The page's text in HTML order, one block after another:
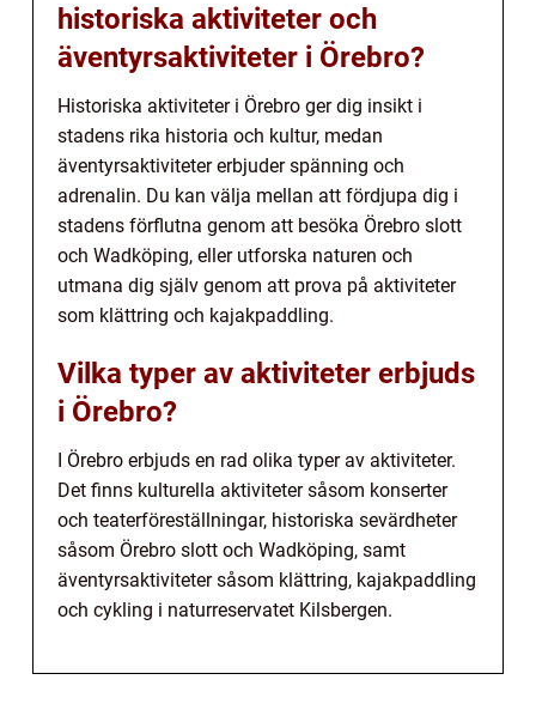
historiska aktiviteter och
äventyrsaktiviteter i Örebro?
Historiska aktiviteter i Örebro ger dig insikt i
stadens rika historia och kultur, medan
äventyrsaktiviteter erbjuder spänning och
adrenalin. Du kan välja mellan att fördjupa dig i
stadens förflutna genom att besöka Örebro slott
och Wadköping, eller utforska naturen och
utmana dig själv genom att prova på aktiviteter
som klättring och kajakpaddling.
Vilka typer av aktiviteter erbjuds
i Örebro?
I Örebro erbjuds en rad olika typer av aktiviteter.
Det finns kulturella aktiviteter såsom konserter
och teaterföreställningar, historiska sevärdheter
såsom Örebro slott och Wadköping, samt
äventyrsaktiviteter såsom klättring, kajakpaddling
och cykling i naturreservatet Kilsbergen.